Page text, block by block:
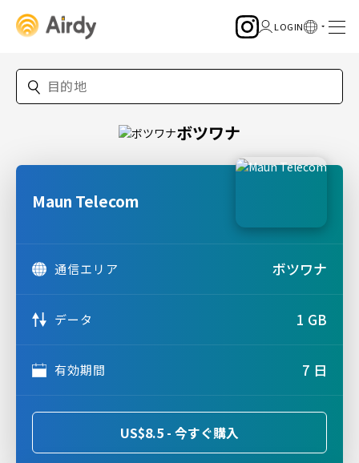
ボツワナ
Maun Telecom
通信エリア ボツワナ
データ 1 GB
有効期間 7 日
US$8.5 - 今すぐ購入